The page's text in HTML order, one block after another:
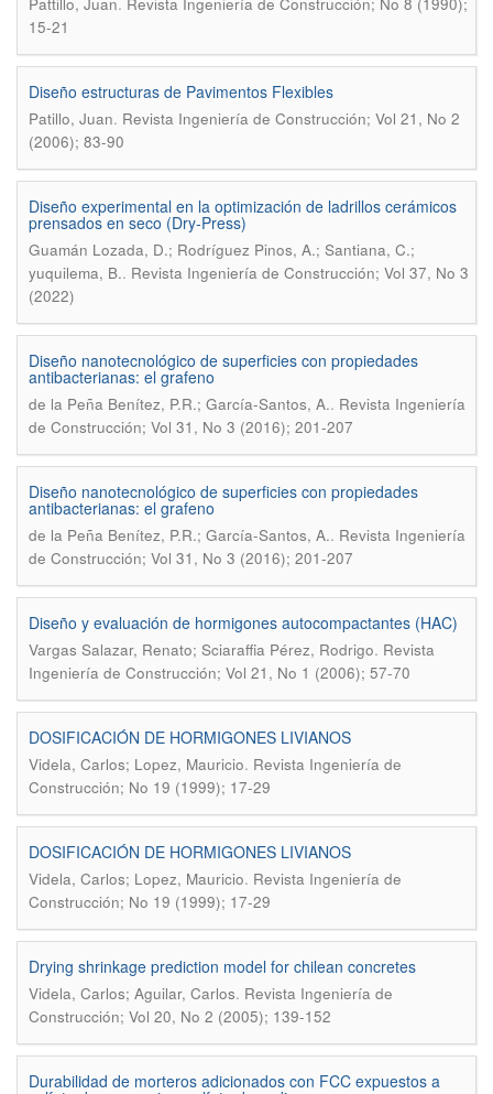
15-21
Diseño estructuras de Pavimentos Flexibles
Patillo, Juan. Revista Ingeniería de Construcción; Vol 21, No 2
(2006); 83-90
Diseño experimental en la optimización de ladrillos cerámicos
prensados en seco (Dry-Press)
Guamán Lozada, D.; Rodríguez Pinos, A.; Santiana, C.;
yuquilema, B.. Revista Ingeniería de Construcción; Vol 37, No 3
(2022)
Diseño nanotecnológico de superficies con propiedades
antibacterianas: el grafeno
de la Peña Benítez, P.R.; García-Santos, A.. Revista Ingeniería
de Construcción; Vol 31, No 3 (2016); 201-207
Diseño nanotecnológico de superficies con propiedades
antibacterianas: el grafeno
de la Peña Benítez, P.R.; García-Santos, A.. Revista Ingeniería
de Construcción; Vol 31, No 3 (2016); 201-207
Diseño y evaluación de hormigones autocompactantes (HAC)
Vargas Salazar, Renato; Sciaraffia Pérez, Rodrigo. Revista
Ingeniería de Construcción; Vol 21, No 1 (2006); 57-70
DOSIFICACIÓN DE HORMIGONES LIVIANOS
Videla, Carlos; Lopez, Mauricio. Revista Ingeniería de
Construcción; No 19 (1999); 17-29
DOSIFICACIÓN DE HORMIGONES LIVIANOS
Videla, Carlos; Lopez, Mauricio. Revista Ingeniería de
Construcción; No 19 (1999); 17-29
Drying shrinkage prediction model for chilean concretes
Videla, Carlos; Aguilar, Carlos. Revista Ingeniería de
Construcción; Vol 20, No 2 (2005); 139-152
Durabilidad de morteros adicionados con FCC expuestos a